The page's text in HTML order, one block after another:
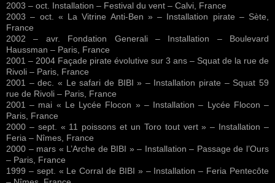
2003 – oct. Installation – Festival du vent – Calvi, France
2003 – oct. « La Vitrine Anti-Ben » – Installation pirate – Sète,
France
2002 – avr. Fondation Generali – Installation – Boulevard
Haussman – Paris, France
2001 – 2004 Façade pirate évolutive sur 3 ans – Squat de la rue de
Rivoli – Paris, France
2001 – dec. « Le safari de BIBI » – Installation pirate – Squat 59
rue de Rivoli – Paris, France
2001 – mai « Le Lycée Flocon » – Installation – Lycée Flocon –
Paris, France
2000 – sept. « 11 poissons et un Toro tout vert » – Installation –
Feria – Nîmes, France
2000 – mars « L’Arche de BIBI » – Installation – Passage de l’Ours
– Paris, France
1999 – sept. « Le Corral de BIBI » – Installation – Feria Pentecôte